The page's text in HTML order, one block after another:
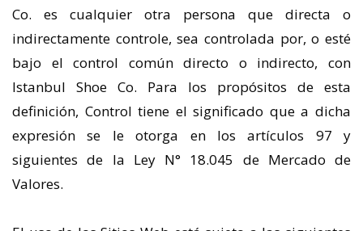
Co. es cualquier otra persona que directa o
indirectamente controle, sea controlada por, o esté
bajo el control común directo o indirecto, con
Istanbul Shoe Co. Para los propósitos de esta
definición, Control tiene el significado que a dicha
expresión se le otorga en los artículos 97 y
siguientes de la Ley N° 18.045 de Mercado de
Valores.